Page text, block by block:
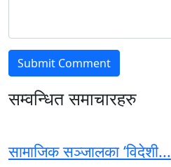
सम्वन्धित समाचारहरु
सामाजिक सञ्जालका ‘विदेशी...